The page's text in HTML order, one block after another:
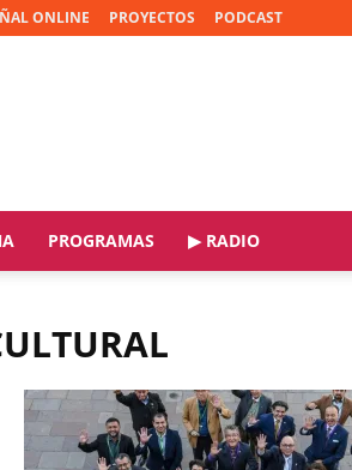
ONLINE PROYECTOS PODCAST
PROGRAMAS ▶ RADIO